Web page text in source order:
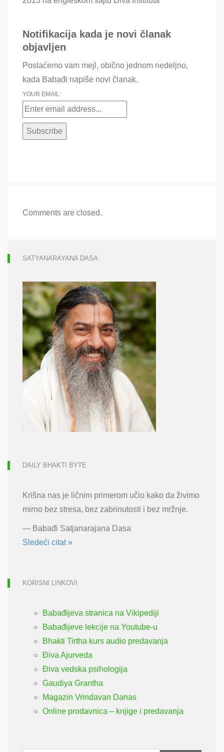
Notifikacija kada je novi članak
objavljen
Poslaćemo vam mejl, obično jednom nedeljno,
kada Babađi napiše novi članak.
YOUR EMAIL:
Comments are closed.
SATYANARAYANA DASA
DAILY BHAKTI BYTE
Krišna nas je ličnim primerom učio kako da živimo
mirno bez stresa, bez zabrinutosti i bez mržnje.
— Babađi Satjanarajana Dasa
Sledeći citat »
KORISNI LINKOVI
Babađijeva stranica na Vikipediji
Babađijeve lekcije na Youtube-u
Bhakti Tirtha kurs audio predavanja
Điva Ajurveda
Điva vedska psihologija
Gaudiya Grantha
Magazin Vrindavan Danas
Online prodavnica – knjige i predavanja